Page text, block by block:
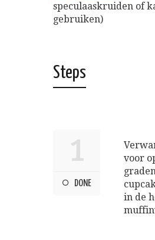
speculaaskruiden of
gebruiken)
Steps
1
DONE
voor
in de